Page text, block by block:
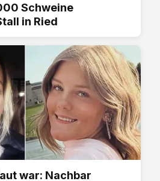
Schweine
in Ried
war: Nachbar